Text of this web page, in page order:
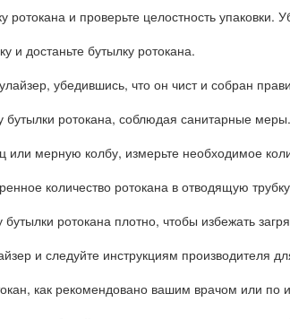
ротокана и проверьте целостность упаковки.
и достаньте бутылку ротокана.
убедившись, что он чист и собран
бутылки ротокана, соблюдая санитарные меры.
мерную колбу, измерьте необходимое
количество ротокана в отводящую
ротокана плотно, чтобы избежать
и следуйте инструкциям производителя
как рекомендовано вашим врачом или по